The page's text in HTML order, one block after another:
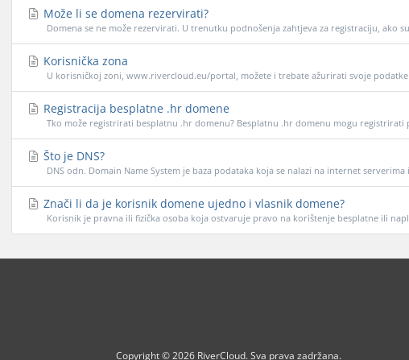
Može li se domena rezervirati?
Domena se ne može rezervirati. U trenutku podnošenja zahtjeva za registraciju, ako
Korisnička zona
U korisničkoj zoni, www.rivercloud.eu/portal, možete i trebate ažurirati svoje podatke
Registracija besplatne .hr domene
Tko može registrirati besplatnu .hr domenu? Besplatnu .hr domenu mogu registrirati
Što je DNS?
DNS odn. Domain Name System je baza podataka koja se nalazi na internet serverima
Znači li da je korisnik domene ujedno i vlasnik domene?
Korisnik je pravna ili fizička osoba koja ostvaruje pravo na korištenje besplatne ili
Copyright © 2026 RiverCloud. Sva prava zadržana.